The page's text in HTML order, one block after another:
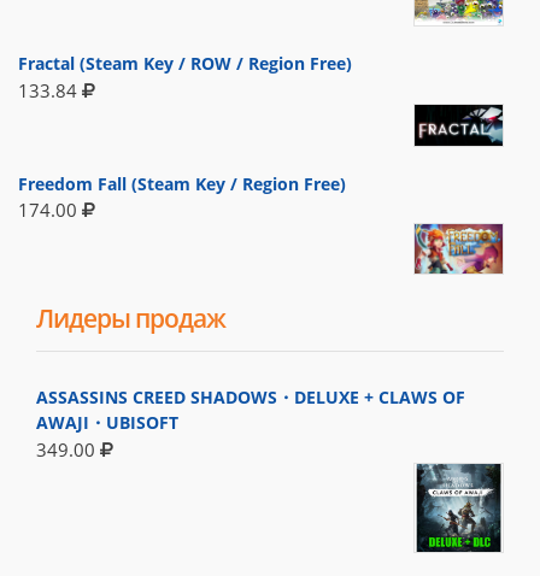
Fractal (Steam Key / ROW / Region Free)
133.84
Freedom Fall (Steam Key / Region Free)
174.00
Лидеры продаж
ASSASSINS CREED SHADOWS・DELUXE + CLAWS OF
AWAJI・UBISOFT
349.00